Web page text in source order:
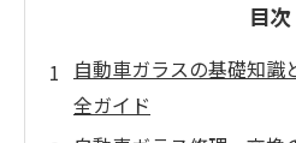
目次
自動車ガラスの基礎知識
全ガイド